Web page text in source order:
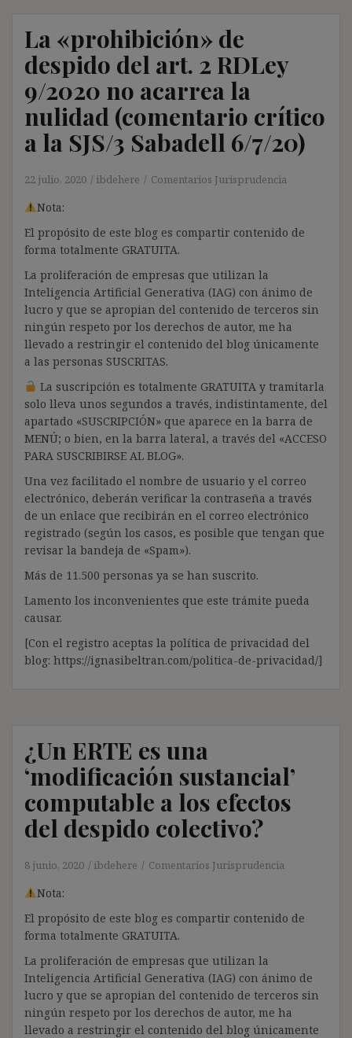
La «prohibición» de
despido del art. 2 RDLey
9/2020 no acarrea la
nulidad (comentario crítico
a la SJS/3 Sabadell 6/7/20)
22 julio, 2020 ibdehere Comentarios Jurisprudencia
Nota:
El propósito de este blog es compartir contenido de
forma totalmente GRATUITA.
La proliferación de empresas que utilizan la
Inteligencia Artificial Generativa (IAG) con ánimo de
lucro y que se apropian del contenido de terceros sin
ningún respeto por los derechos de autor, me ha
llevado a restringir el contenido del blog únicamente
a las personas SUSCRITAS.
La suscripción es totalmente GRATUITA y tramitarla
solo lleva unos segundos a través, indistintamente, del
apartado «SUSCRIPCIÓN» que aparece en la barra de
MENÚ; o bien, en la barra lateral, a través del «ACCESO
PARA SUSCRIBIRSE AL BLOG».
Una vez facilitado el nombre de usuario y el correo
electrónico, deberán verificar la contraseña a través
de un enlace que recibirán en el correo electrónico
registrado (según los casos, es posible que tengan que
revisar la bandeja de «Spam»).
Más de 11.500 personas ya se han suscrito.
Lamento los inconvenientes que este trámite pueda
causar.
[Con el registro aceptas la política de privacidad del
blog: https://ignasibeltran.com/politica-de-privacidad/]
¿Un ERTE es una
‘modificación sustancial’
computable a los efectos
del despido colectivo?
8 junio, 2020 ibdehere Comentarios Jurisprudencia
Nota:
El propósito de este blog es compartir contenido de
forma totalmente GRATUITA.
La proliferación de empresas que utilizan la
Inteligencia Artificial Generativa (IAG) con ánimo de
lucro y que se apropian del contenido de terceros sin
ningún respeto por los derechos de autor, me ha
llevado a restringir el contenido del blog únicamente